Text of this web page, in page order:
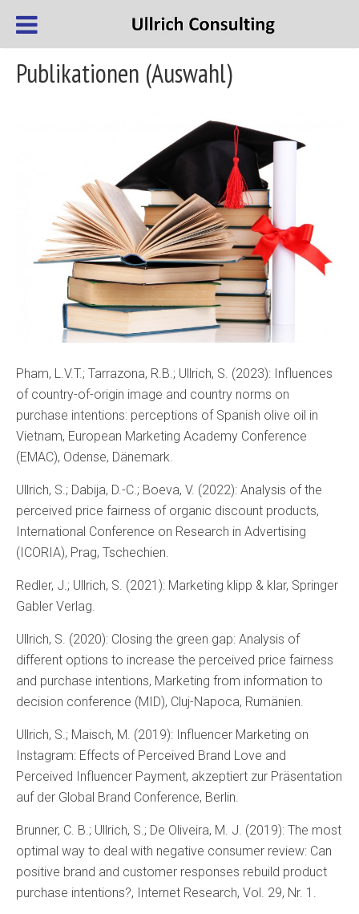
Publikationen (Auswahl)
Pham, L.V.T.; Tarrazona, R.B.; Ullrich, S. (2023): Influences
of country-of-origin image and country norms on
purchase intentions: perceptions of Spanish olive oil in
Vietnam, European Marketing Academy Conference
(EMAC), Odense, Dänemark.
Ullrich, S.; Dabija, D.-C.; Boeva, V. (2022): Analysis of the
perceived price fairness of organic discount products,
International Conference on Research in Advertising
(ICORIA), Prag, Tschechien.
Redler, J.; Ullrich, S. (2021): Marketing klipp & klar, Springer
Gabler Verlag.
Ullrich, S. (2020): Closing the green gap: Analysis of
different options to increase the perceived price fairness
and purchase intentions, Marketing from information to
decision conference (MID), Cluj-Napoca, Rumänien.
Ullrich, S.; Maisch, M. (2019): Influencer Marketing on
Instagram: Effects of Perceived Brand Love and
Perceived Influencer Payment, akzeptiert zur Präsentation
auf der Global Brand Conference, Berlin.
Brunner, C. B.; Ullrich, S.; De Oliveira, M. J. (2019): The most
optimal way to deal with negative consumer review: Can
positive brand and customer responses rebuild product
purchase intentions?, Internet Research, Vol. 29, Nr. 1.